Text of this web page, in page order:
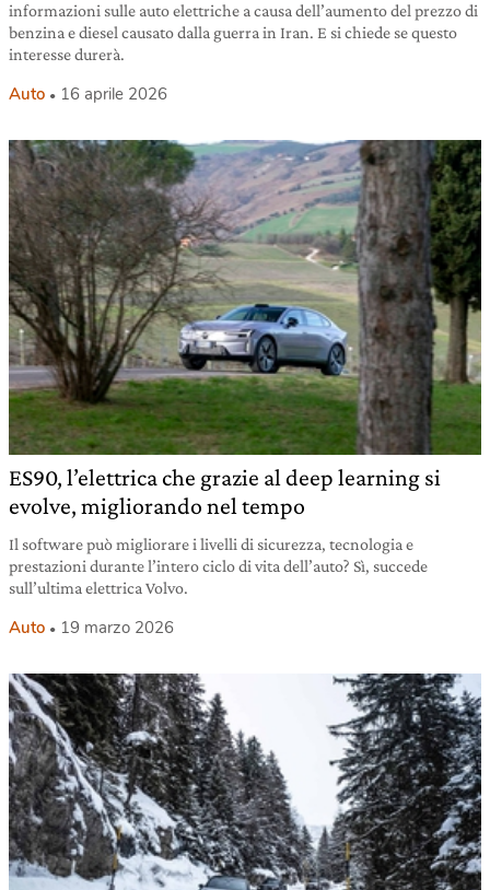
informazioni sulle auto elettriche a causa dell’aumento del prezzo di
benzina e diesel causato dalla guerra in Iran. E si chiede se questo
interesse durerà.
Auto 16 aprile 2026
ES90, l’elettrica che grazie al deep learning si
evolve, migliorando nel tempo
Il software può migliorare i livelli di sicurezza, tecnologia e
prestazioni durante l’intero ciclo di vita dell’auto? Sì, succede
sull’ultima elettrica Volvo.
Auto 19 marzo 2026